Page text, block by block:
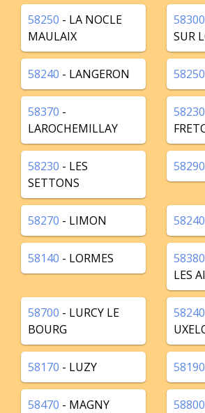
58250 - LA NOCLE
MAULAIX
58300
SUR
58240 - LANGERON 58250
58370 -
LAROCHEMILLAY
58230
58230 - LES
SETTONS
58290
58270 - LIMON 58240
58140 - LORMES 58380
LES
58700 - LURCY LE
BOURG
58240
58170 - LUZY 58190
58470 - MAGNY
58800